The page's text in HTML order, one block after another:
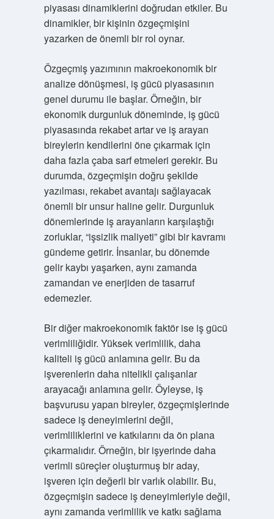
piyasası dinamiklerini doğrudan etkiler. Bu
dinamikler, bir kişinin özgeçmişini
yazarken de önemli bir rol oynar.
Özgeçmiş yazımının makroekonomik bir
analize dönüşmesi, iş gücü piyasasının
genel durumu ile başlar. Örneğin, bir
ekonomik durgunluk döneminde, iş gücü
piyasasında rekabet artar ve iş arayan
bireylerin kendilerini öne çıkarmak için
daha fazla çaba sarf etmeleri gerekir. Bu
durumda, özgeçmişin doğru şekilde
yazılması, rekabet avantajı sağlayacak
önemli bir unsur haline gelir. Durgunluk
dönemlerinde iş arayanların karşılaştığı
zorluklar, “işsizlik maliyeti” gibi bir kavramı
gündeme getirir. İnsanlar, bu dönemde
gelir kaybı yaşarken, aynı zamanda
zamandan ve enerjiden de tasarruf
edemezler.
Bir diğer makroekonomik faktör ise iş gücü
verimliliğidir. Yüksek verimlilik, daha
kaliteli iş gücü anlamına gelir. Bu da
işverenlerin daha nitelikli çalışanlar
arayacağı anlamına gelir. Öyleyse, iş
başvurusu yapan bireyler, özgeçmişlerinde
sadece iş deneyimlerini değil,
verimliliklerini ve katkılarını da ön plana
çıkarmalıdır. Örneğin, bir işyerinde daha
verimli süreçler oluşturmuş bir aday,
işveren için değerli bir varlık olabilir. Bu,
özgeçmişin sadece iş deneyimleriyle değil,
aynı zamanda verimlilik ve katkı sağlama